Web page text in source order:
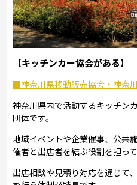
【キッチンカー協会がある】
■神奈川県移動販売協会・神奈
神奈川県内で活動するキッチン
団体です。
地域イベントや企業催事、公共
催者と出店者を結ぶ役割を担って
出店相談や見積り対応を通じて